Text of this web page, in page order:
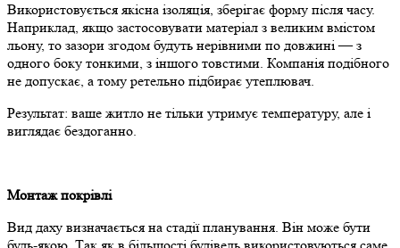
Використовується якісна ізоляція, зберігає форму після часу.
Наприклад, якщо застосовувати матеріал з великим вмістом
льону, то зазори згодом будуть нерівними по довжині — з
одного боку тонкими, з іншого товстими. Компанія подібного
не допускає, а тому ретельно підбирає утеплювач.
Результат: ваше житло не тільки утримує температуру, але і
виглядає бездоганно.
Монтаж покрівлі
Вид даху визначається на стадії планування. Він може бути